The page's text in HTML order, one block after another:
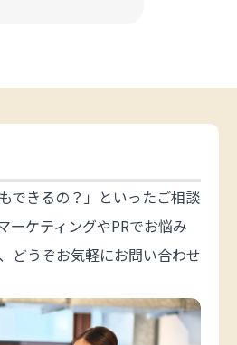
できるの？」といったご相談
ーケティングやPRでお悩み
どうぞお気軽にお問い合わせ